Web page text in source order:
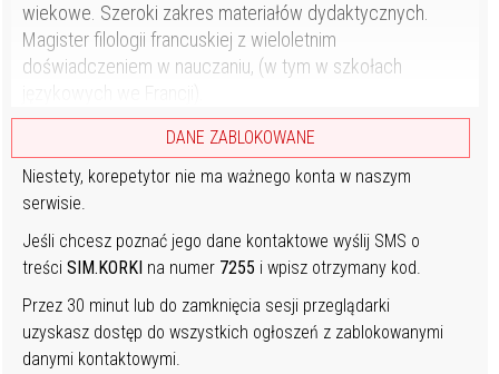
wiekowe. Szeroki zakres materiałów dydaktycznych.
Magister filologii francuskiej z wieloletnim
doświadczeniem w nauczaniu, (w tym w szkołach
DANE ZABLOKOWANE
Niestety, korepetytor nie ma ważnego konta w naszym
serwisie.
Jeśli chcesz poznać jego dane kontaktowe wyślij SMS o
treściSIM.KORKI na numer 7255 i wpisz otrzymany kod.
Przez 30 minut lub do zamknięcia sesji przeglądarki
uzyskasz dostęp do wszystkich ogłoszeń z zablokowanymi
danymi kontaktowymi.